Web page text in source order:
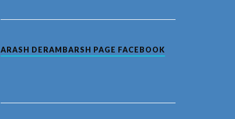
ARASH DERAMBARSH PAGE FACEBOOK